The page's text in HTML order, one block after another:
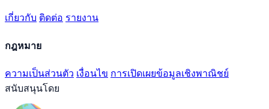
เกี่ยวกับ ติดต่อ รายงาน
กฎหมาย
ความเป็นส่วนตัว เงื่อนไข การเปิดเผยข้อมูลเชิงพาณิชย์
สนับสนุนโดย